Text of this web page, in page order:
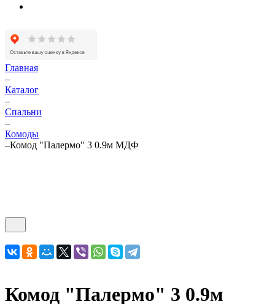
Главная
–
Каталог
–
Спальни
–
Комоды
–Комод "Палермо" 3 0.9м МДФ
Комод "Палермо" 3 0.9м